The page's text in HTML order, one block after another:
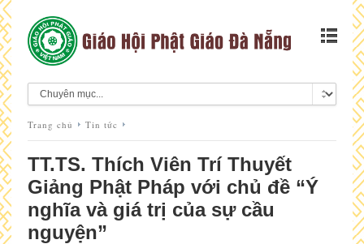
Trang chủ Tin tức
TT.TS. Thích Viên Trí Thuyết
Giảng Phật Pháp với chủ đề “Ý
nghĩa và giá trị của sự cầu
nguyện”